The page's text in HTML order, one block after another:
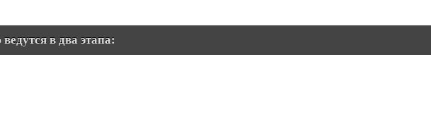
в два этапа: